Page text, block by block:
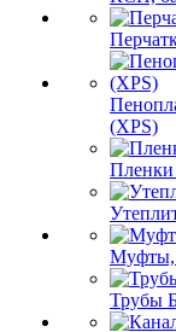
(XPS)
Пленки
Муфты,
Трубы